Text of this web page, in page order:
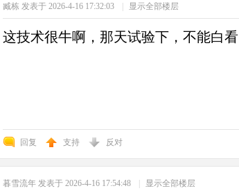
臧栋 发表于 2026-4-16 17:32:03 | 显示全部楼层
这技术很牛啊，那天试验下，不能白看
回复 支持 反对
暮雪流年 发表于 2026-4-16 17:54:48 | 显示全部楼层